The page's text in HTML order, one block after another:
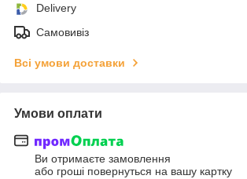
Delivery
Самовивіз
Всі умови доставки
Умови оплати
Ви отримаєте замовлення
або гроші повернуться на вашу картку